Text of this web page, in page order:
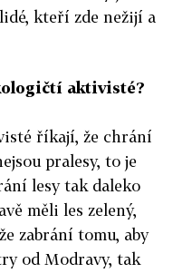
kteří zde nežijí a
aktivisté?
říkají, že chrání
pralesy, to je
lesy tak daleko
měli les zelený,
zabrání tomu, aby
od Modravy, tak